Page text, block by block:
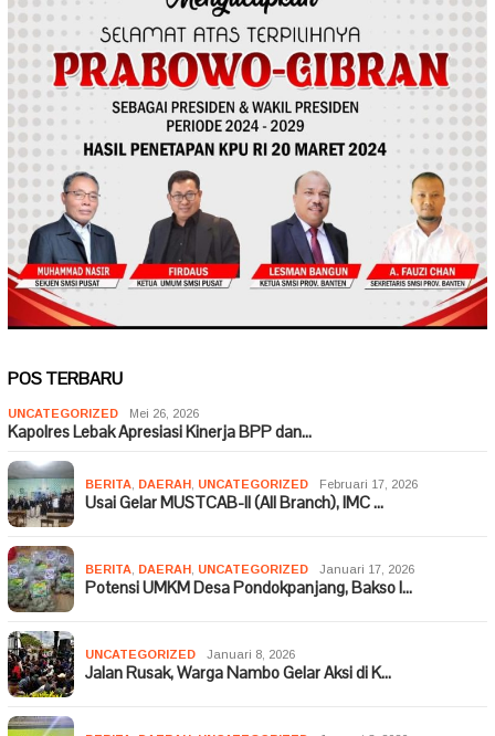
POS TERBARU
UNCATEGORIZED Mei 26, 2026
Kapolres Lebak Apresiasi Kinerja BPP dan…
BERITA DAERAH UNCATEGORIZED Februari 17, 2026
Usai Gelar MUSTCAB-II (All Branch), IMC …
BERITA DAERAH UNCATEGORIZED Januari 17, 2026
Potensi UMKM Desa Pondokpanjang, Bakso I…
UNCATEGORIZED Januari 8, 2026
Jalan Rusak, Warga Nambo Gelar Aksi di K…